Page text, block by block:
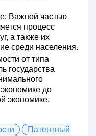
Важной частью
процесс
а также их
среди населения.
от типа
государства
до
экономике.
Патентный